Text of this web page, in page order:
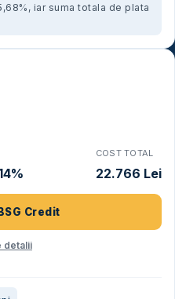
iar suma totala de plata
COST TOTAL
22.766 Lei
BSG Credit
detalii